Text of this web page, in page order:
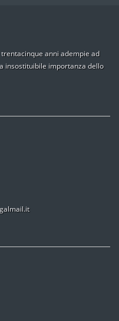
anni adempie ad
insostituibile importanza dello